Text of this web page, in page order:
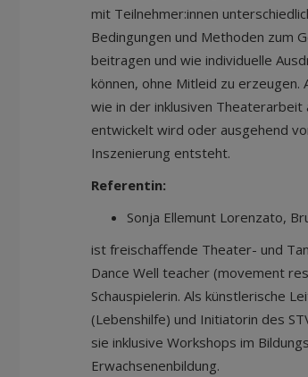
mit Teilnehmer:innen
Bedingungen und Methoden zum
beitragen und wie individuelle
können, ohne Mitleid zu
wie in der inklusiven Theaterarbeit
entwickelt wird oder ausgehend
Inszenierung entsteht.
Referentin:
Sonja Ellemunt Lorenzato,
ist freischaffende Theater- und
Dance Well teacher (movement
Schauspielerin. Als künstlerische
(Lebenshilfe) und Initiatorin des
sie inklusive Workshops im
Erwachsenenbildung.